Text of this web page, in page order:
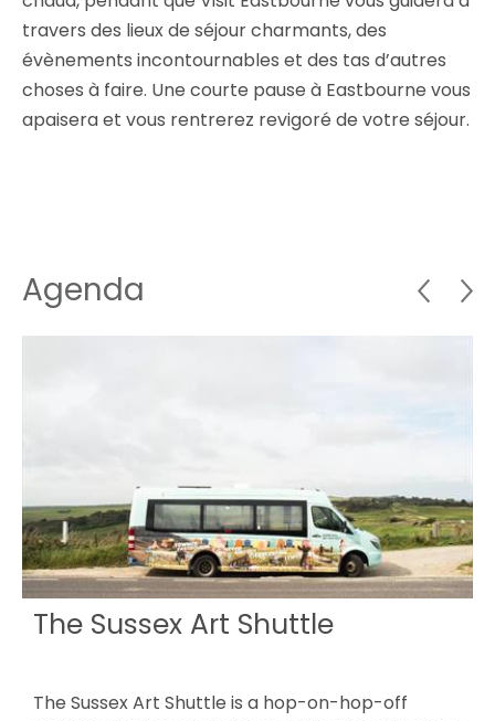
travers des lieux de séjour charmants, des
évènements incontournables et des tas d’autres
choses à faire. Une courte pause à Eastbourne vous
apaisera et vous rentrerez revigoré de votre séjour.
Agenda
The Sussex Art Shuttle
The Sussex Art Shuttle is a hop-on-hop-off